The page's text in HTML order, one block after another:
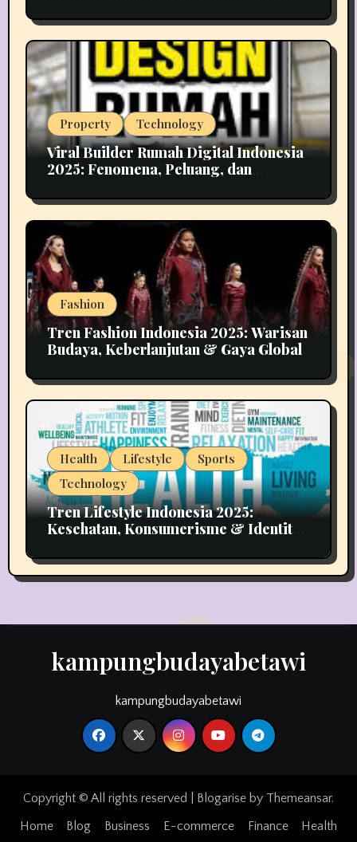
Property Technology
Viral Builder Rumah Digital Indonesia
2025: Fenomena, Peluang, dan
Fashion
Tren Fashion Indonesia 2025: Warisan
Budaya, Keberlanjutan & Gaya Global
Health Lifestyle
Sports
Technology
Tren Lifestyle Indonesia 2025:
Kesehatan, Konsumerisme & Identitas
kampungbudayabetawi
kampungbudayabetawi
Copyright © All rights reserved Blogarise by Themeansar.
Home
Blog Business E-commerce Finance Health